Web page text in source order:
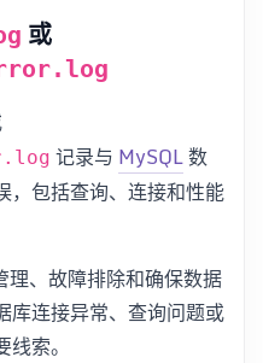
或
记录与 MySQL数
，包括查询、连接和性能
理、故障排除和确保数据
库连接异常、查询问题或
索。